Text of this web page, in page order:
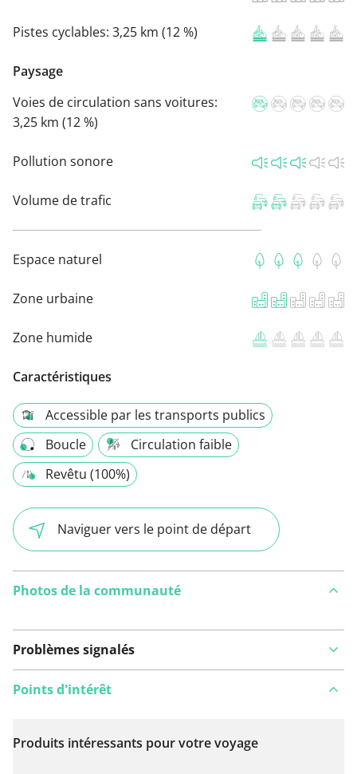
Pistes cyclables: 3,25 km (12 %)
Paysage
Voies de circulation sans voitures:
3,25 km (12 %)
Pollution sonore
Volume de trafic
Espace naturel
Zone urbaine
Zone humide
Caractéristiques
Accessible par les transports publics
Boucle
Circulation faible
Revêtu (100%)
Naviguer vers le point de départ
Photos de la communauté
Problèmes signalés
Voir sur la carte
Points d'intérêt
Produits intéressants pour votre voyage